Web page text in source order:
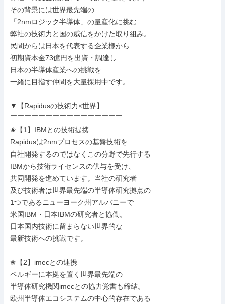
その背景には世界最先端の
「2nmロジック半導体」の量産化に挑む
弊社の技術力と国の威信をかけた取り組み。
民間からは日本を代表する企業様から
初期資本金73億円を出資・調達し
日本の半導体産業への挑戦を
一緒に目指す仲間を大量採用中です。
▼【Rapidusの技術力×世界】
￣￣￣￣￣￣￣￣￣￣￣￣￣￣￣￣
✬【1】IBMとの技術提携
Rapidusは2nmプロセスの基盤技術を
自社開発するのではなくこの分野で先行する
IBMから技術ライセンスの供与を受け、
共同開発を進めています。当社の研究者
及び技術者は世界最先端の半導体研究拠点の
1つであるニューヨーク州アルバニーで
米国IBM・日本IBMの研究者と協働。
日本国内技術に留まらない世界的な
最新技術への挑戦です。
✬【2】imecとの連携
ベルギーに本拠を置く世界最先端の
半導体研究機関imecとの協力覚書も締結。
欧州半導体エコシステムの中心的存在である